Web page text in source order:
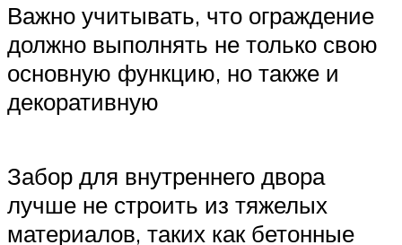
Важно учитывать, что ограждение
должно выполнять не только свою
основную функцию, но также и
декоративную
Забор для внутреннего двора
лучше не строить из тяжелых
материалов, таких как бетонные